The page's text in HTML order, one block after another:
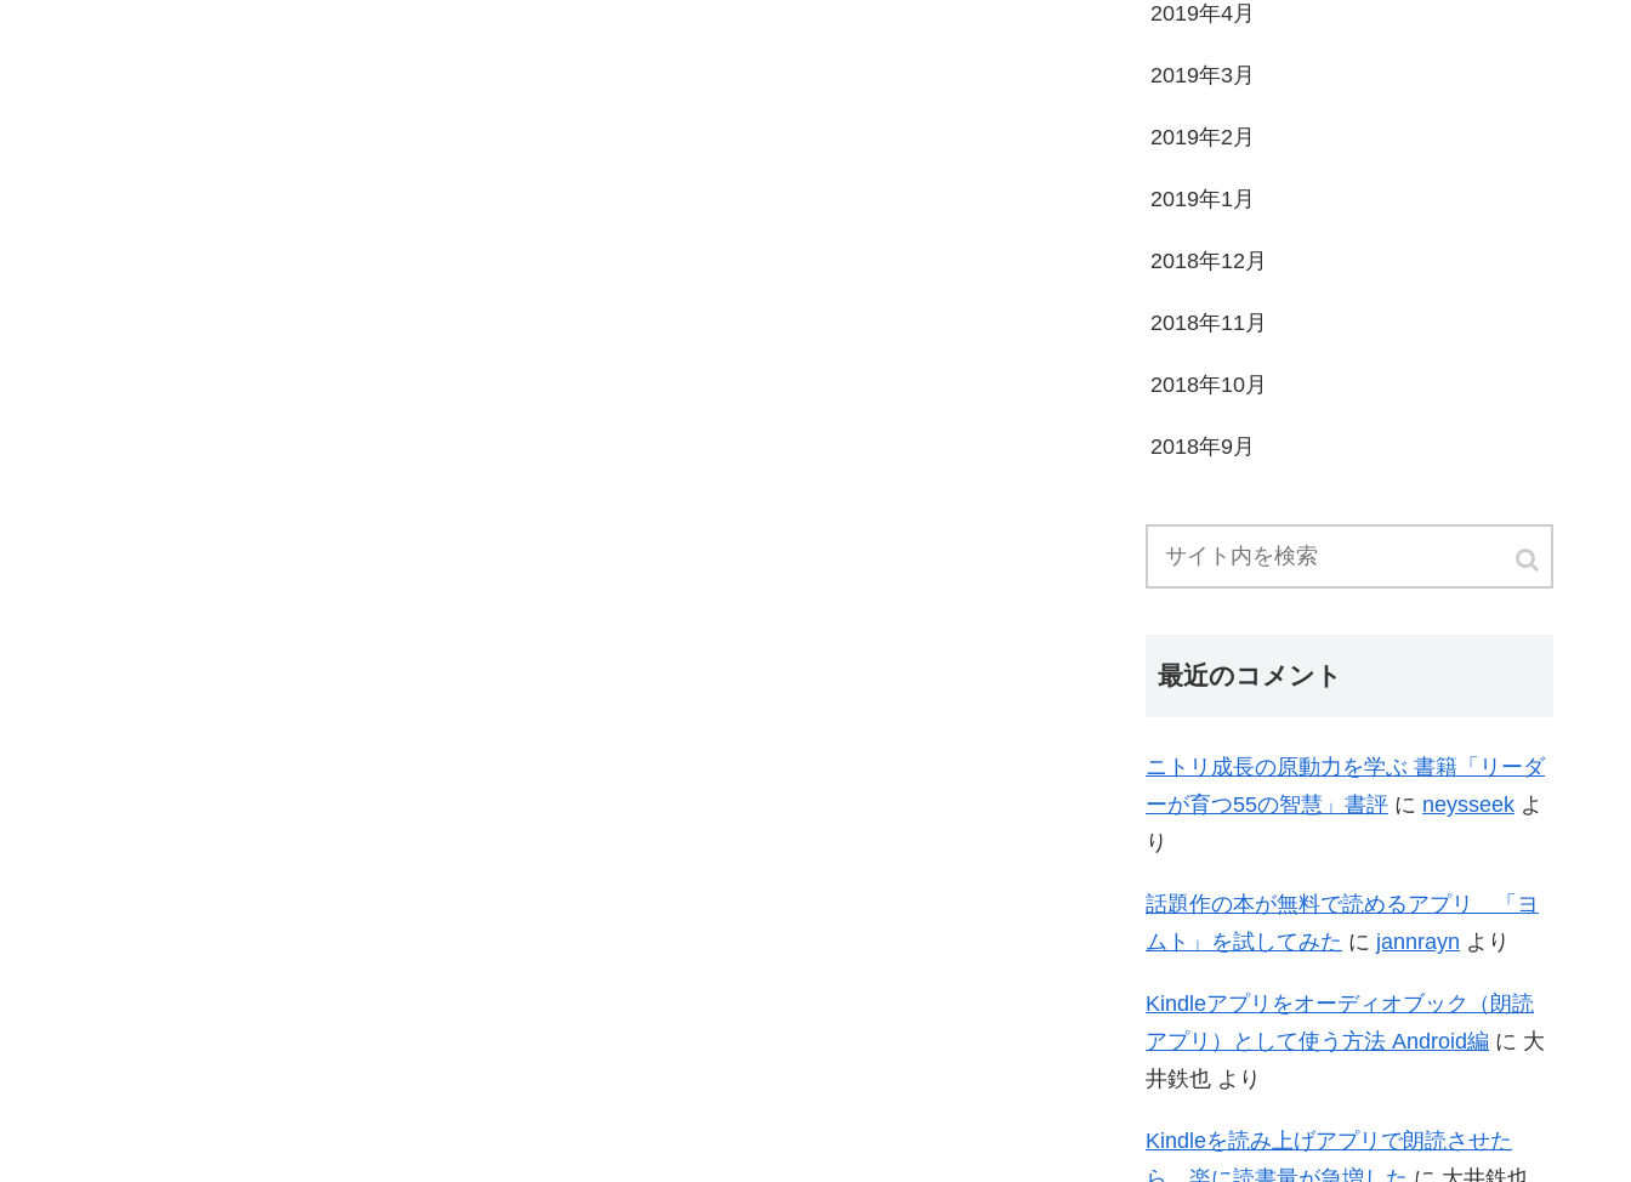
2019年4月
2019年3月
2019年2月
2019年1月
2018年12月
2018年11月
2018年10月
2018年9月
最近のコメント
ニトリ成長の原動力を学ぶ 書籍「リーダ
ーが育つ55の智慧」書評 に neysseek よ
り
話題作の本が無料で読めるアプリ 「ヨ
ムト」を試してみた に jannrayn より
Kindleアプリをオーディオブック（朗読
アプリ）として使う方法 Android編 に 大
井鉄也 より
Kindleを読み上げアプリで朗読させた